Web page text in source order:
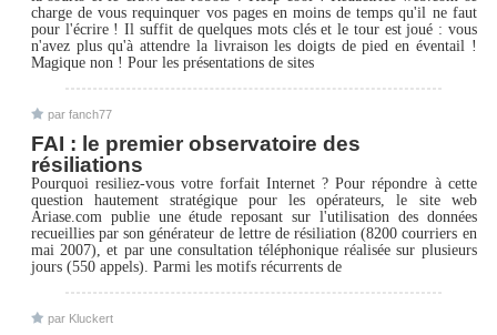
charge de vous requinquer vos pages en moins de temps qu'il ne faut
pour l'écrire ! Il suffit de quelques mots clés et le tour est joué : vous
n'avez plus qu'à attendre la livraison les doigts de pied en éventail !
Magique non ! Pour les présentations de sites
par fanch77
FAI : le premier observatoire des
résiliations
Pourquoi resiliez-vous votre forfait Internet ? Pour répondre à cette
question hautement stratégique pour les opérateurs, le site web
Ariase.com publie une étude reposant sur l'utilisation des données
recueillies par son générateur de lettre de résiliation (8200 courriers en
mai 2007), et par une consultation téléphonique réalisée sur plusieurs
jours (550 appels). Parmi les motifs récurrents de
par Kluckert